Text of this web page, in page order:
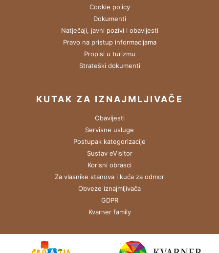
Cookie policy
Dokumenti
Natječaji, javni pozivi i obavijesti
Pravo na pristup informacijama
Propisi u turizmu
Strateški dokumenti
KUTAK ZA IZNAJMLJIVAČE
Obavijesti
Servisne usluge
Postupak kategorizacije
Sustav eVisitor
Korisni obrasci
Za vlasnike stanova i kuća za odmor
Obveze iznajmljivača
GDPR
Kvarner family